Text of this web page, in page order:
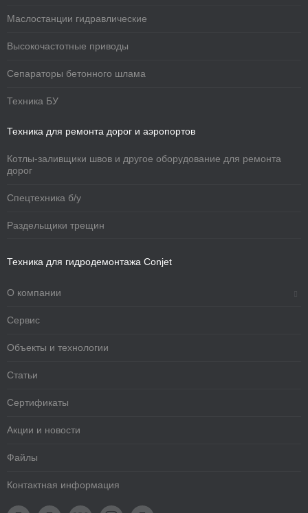
Маслостанции гидравлические
Высокочастотные приводы
Сепараторы бетонного шлама
Техника БУ
Техника для ремонта дорог и аэропортов
Котлы-заливщики швов и другое оборудование для ремонта
дорог
Спецтехника б/у
Раздельщики трещин
Техника для гидродемонтажа Conjet
О компании
Сервис
Объекты и технологии
Статьи
Сертификаты
Акции и новости
Файлы
Контактная информация